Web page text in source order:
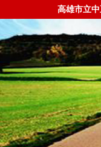
高雄市立